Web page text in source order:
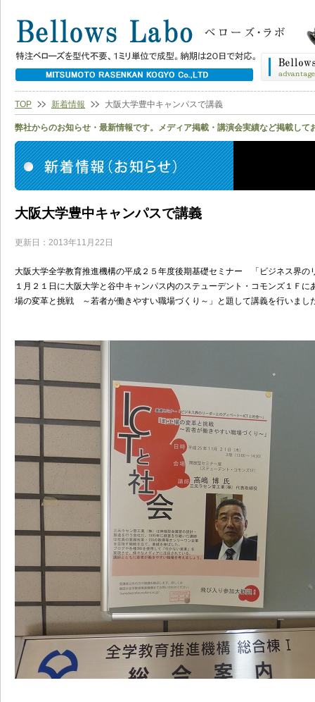
TOP 新着情報 大阪大学豊中キャンパスで講義
弊社からのお知らせ・最新情報です。メディア掲載・講演会実績など掲載して
大阪大学豊中キャンパスで講義
更新日：2013年11月22日
大阪大学全学教育推進機構の平成２５年度後期基礎セミナー 「ビジネス界の
１月２１日に大阪大学と谷中キャンパス内のステューデント・コモンズ１Ｆ
場の変革と挑戦 ～若者が働きやすい職場づくり～」と題して講義を行いまし